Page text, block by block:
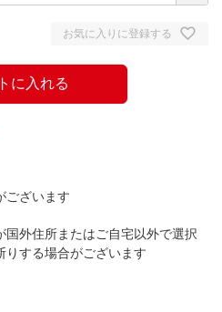
お気に入りに登録する
に入れる
ございます
外住所またはご自宅以外で選択
りする場合がございます